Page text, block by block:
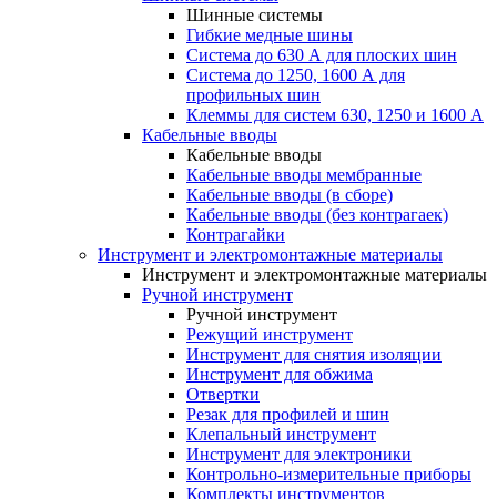
Шинные системы
Гибкие медные шины
Система до 630 А для плоских шин
Система до 1250, 1600 А для
профильных шин
Клеммы для систем 630, 1250 и 1600 А
Кабельные вводы
Кабельные вводы
Кабельные вводы мембранные
Кабельные вводы (в сборе)
Кабельные вводы (без контрагаек)
Контрагайки
Инструмент и электромонтажные материалы
Инструмент и электромонтажные материалы
Ручной инструмент
Ручной инструмент
Режущий инструмент
Инструмент для снятия изоляции
Инструмент для обжима
Отвертки
Резак для профилей и шин
Клепальный инструмент
Инструмент для электроники
Контрольно-измерительные приборы
Комплекты инструментов